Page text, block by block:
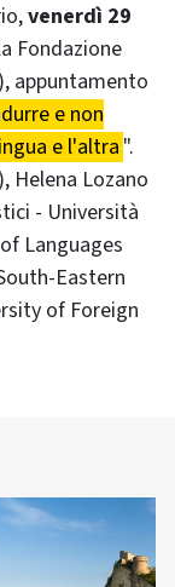
venerdì 29
Fondazione
appuntamento
e non
e l'altra ".
Helena Lozano
- Università
Languages
Eastern
of Foreign